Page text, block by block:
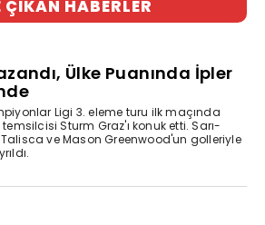
ÇIKAN HABERLER
Ülke Puanında İpler
Ligi 3. eleme turu ilk maçında
Sturm Graz'ı konuk etti. Sarı-
ve Mason Greenwood'un golleriyle